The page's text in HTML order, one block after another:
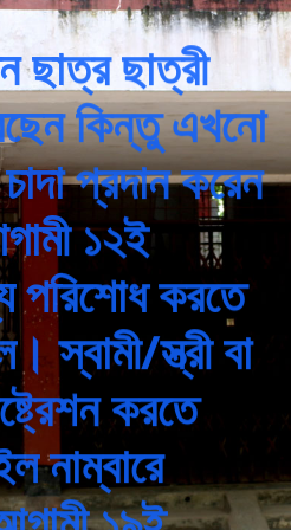
ছাত্রী
কিন্তু এখনো
প্রদান করেন
১২ই
পরিশোধ করতে
স্বামী/স্ত্রী বা
করতে
নাম্বারে